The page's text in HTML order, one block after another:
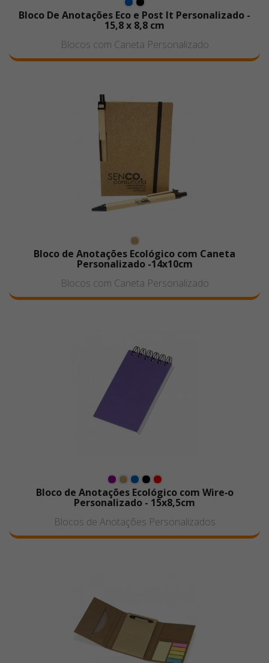
Bloco De Anotações Eco e Post It Personalizado -
15,8 x 8,8 cm
Blocos com Caneta Personalizado
Bloco de Anotações Ecológico com Caneta
Personalizado -14x10cm
Blocos com Caneta Personalizado
Bloco de Anotações Ecológico com Wire‑o
Personalizado - 15x8,5cm
Blocos de Anotações Personalizados